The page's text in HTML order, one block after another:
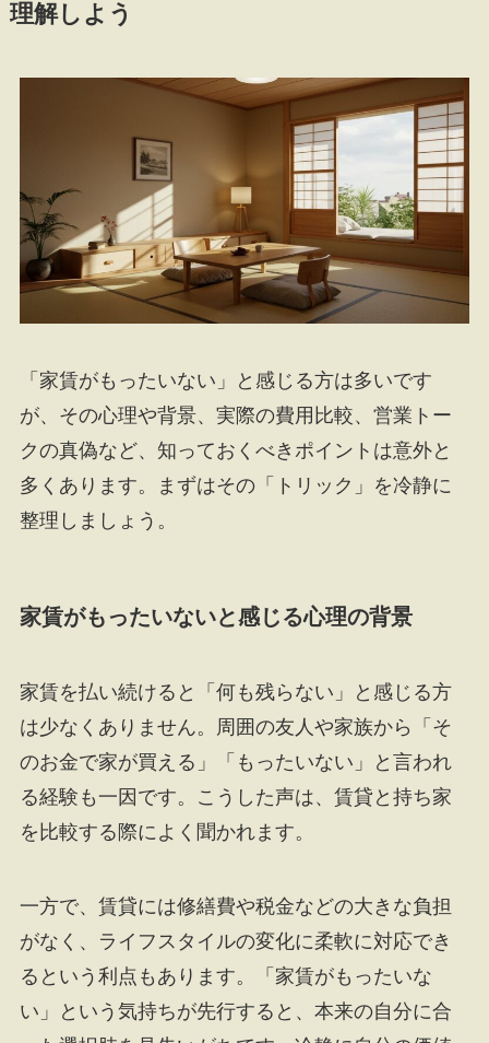
理解しよう
「家賃がもったいない」と感じる方は多いです
が、その心理や背景、実際の費用比較、営業トー
クの真偽など、知っておくべきポイントは意外と
多くあります。まずはその「トリック」を冷静に
整理しましょう。
家賃がもったいないと感じる心理の背景
家賃を払い続けると「何も残らない」と感じる方
は少なくありません。周囲の友人や家族から「そ
のお金で家が買える」「もったいない」と言われ
る経験も一因です。こうした声は、賃貸と持ち家
を比較する際によく聞かれます。
一方で、賃貸には修繕費や税金などの大きな負担
がなく、ライフスタイルの変化に柔軟に対応でき
るという利点もあります。「家賃がもったいな
い」という気持ちが先行すると、本来の自分に合